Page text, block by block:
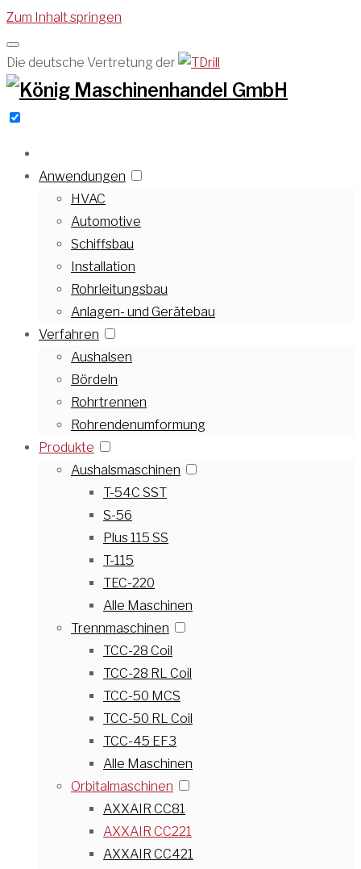
Zum Inhalt springen
Die deutsche Vertretung der
Anwendungen
HVAC
Automotive
Schiffsbau
Installation
Rohrleitungsbau
Anlagen- und Gerätebau
Verfahren
Aushalsen
Bördeln
Rohrtrennen
Rohrendenumformung
Produkte
Aushalsmaschinen
T-54C SST
S-56
Plus 115 SS
T-115
TEC-220
Alle Maschinen
Trennmaschinen
TCC-28 Coil
TCC-28 RL Coil
TCC-50 MCS
TCC-50 RL Coil
TCC-45 EF3
Alle Maschinen
Orbitalmaschinen
AXXAIR CC81
AXXAIR CC221
AXXAIR CC421